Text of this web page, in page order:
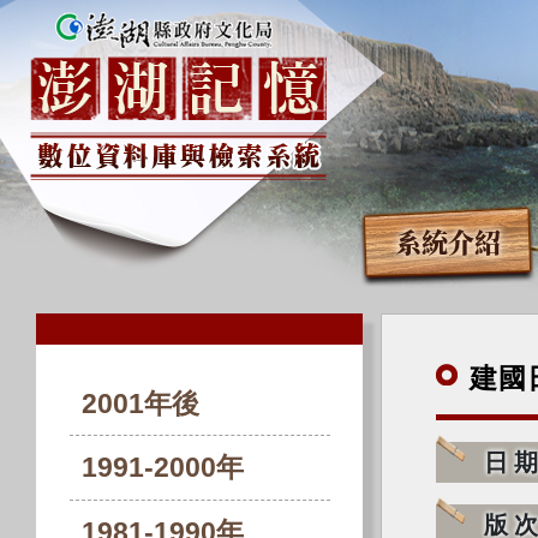
系統介紹
2001年後
1991-2000年
1981-1990年
建國
日
版